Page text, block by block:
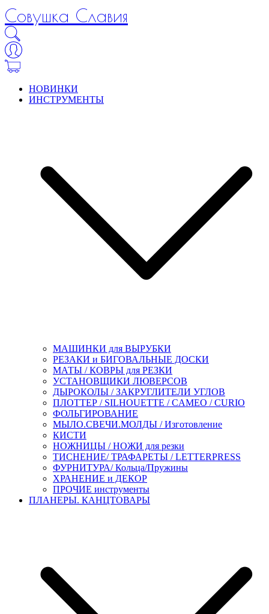
Совушка Славия
НОВИНКИ
ИНСТРУМЕНТЫ
МАШИНКИ для ВЫРУБКИ
РЕЗАКИ и БИГОВАЛЬНЫЕ ДОСКИ
МАТЫ / КОВРЫ для РЕЗКИ
УСТАНОВЩИКИ ЛЮВЕРСОВ
ДЫРОКОЛЫ / ЗАКРУГЛИТЕЛИ УГЛОВ
ПЛОТТЕР / SILHOUETTE / CAMEO / CURIO
ФОЛЬГИРОВАНИЕ
МЫЛО.СВЕЧИ.МОЛДЫ / Изготовление
КИСТИ
НОЖНИЦЫ / НОЖИ для резки
ТИСНЕНИЕ/ ТРАФАРЕТЫ / LETTERPRESS
ФУРНИТУРА/ Кольца/Пружины
ХРАНЕНИЕ и ДЕКОР
ПРОЧИЕ инструменты
ПЛАНЕРЫ. КАНЦТОВАРЫ